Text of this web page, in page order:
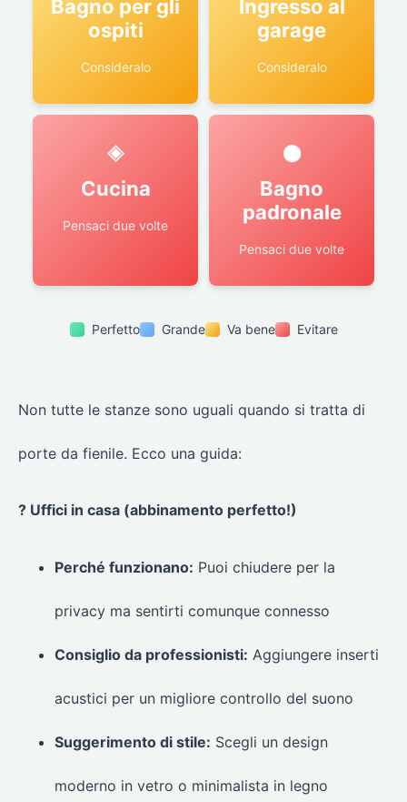
Bagno per gli
ospiti
Consideralo
Ingresso al
garage
Consideralo
◈
Cucina
Pensaci due volte
●
Bagno
padronale
Pensaci due volte
Perfetto Grande Va bene Evitare
Non tutte le stanze sono uguali quando si tratta di
porte da fienile. Ecco una guida:
? Uffici in casa (abbinamento perfetto!)
Perché funzionano: Puoi chiudere per la
privacy ma sentirti comunque connesso
Consiglio da professionisti: Aggiungere inserti
acustici per un migliore controllo del suono
Suggerimento di stile: Scegli un design
moderno in vetro o minimalista in legno